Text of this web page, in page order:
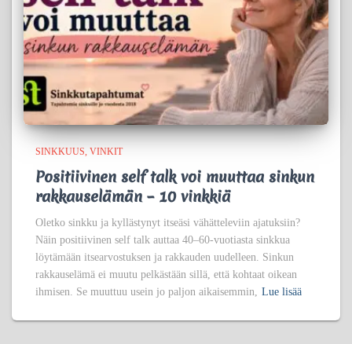
SINKKUUS VINKIT
Positiivinen self talk voi muuttaa sinkun
rakkauselämän – 10 vinkkiä
Oletko sinkku ja kyllästynyt itseäsi vähätteleviin ajatuksiin?
Näin positiivinen self talk auttaa 40–60-vuotiasta sinkkua
löytämään itsearvostuksen ja rakkauden uudelleen. Sinkun
rakkauselämä ei muutu pelkästään sillä, että kohtaat oikean
ihmisen. Se muuttuu usein jo paljon aikaisemmin,
Lue lisää